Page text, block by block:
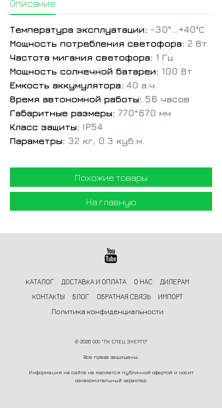
Описание
Температура эксплуатации: -30°...+40°С
Мощность потребления светофора: 2 Вт
Частота мигания светофора: 1 Гц
Мощность солнечной батареи: 100 Вт
Емкость аккумулятора: 40 а.ч.
Время автономной работы: 56 часов
Габаритные размеры: 770*670 мм
Класс защиты: IP54
Параметры: 32 кг, 0.3 куб.м.
Похожие товары
На главную
КАТАЛОГ ДОСТАВКА И ОПЛАТА О НАС
ДИЛЕРАМ
КОНТАКТЫ
БЛОГ ОБРАТНАЯ СВЯЗЬ
ИМПОРТ
Политика конфиденциальности
© 2026 ООО "ПК СПЕЦ ЭНЕРГО"
Все права защищены.
Информация на сайте не является публичной офертой и носит
ознакомительный характер.